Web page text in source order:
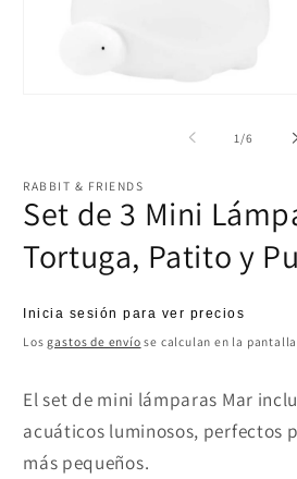
una
modal
1 /de
6
RABBIT & FRIENDS
Set de 3 Mini
Tortuga, Patito y
Precio
habitual
Inicia sesión para ver precios
Losgastos de envío se calculan en la
El set de mini lámparas Mar
acuáticos luminosos, perfectos
más pequeños.